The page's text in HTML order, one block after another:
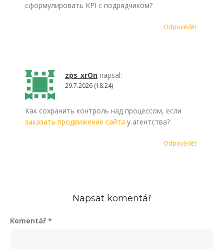
сформулировать KPI с подрядчиком?
Odpovědět
zps_xrOn napsal:
29.7.2026 (18.24)
Как сохранить контроль над процессом, если
заказать продвижение сайта у агентства?
Odpovědět
Napsat komentář
Komentář*